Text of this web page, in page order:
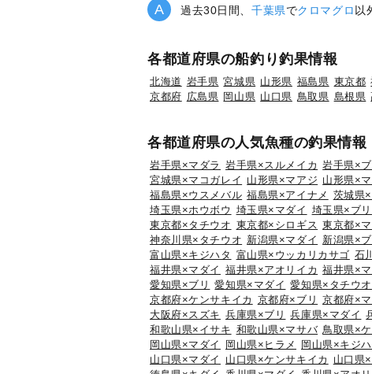
過去30日間、 千葉県でクロマグロ 以
各都道府県の船釣り釣果情報
北海道 岩手県 宮城県 山形県 福島県 東京都
京都府 広島県 岡山県 山口県 鳥取県 島根県
各都道府県の人気魚種の釣果情報
岩手県×マダラ 岩手県×スルメイカ 岩手県×ブ
宮城県×マコガレイ 山形県×マアジ 山形県×
福島県×ウスメバル 福島県×アイナメ 茨城県
埼玉県×ホウボウ 埼玉県×マダイ 埼玉県×ブリ
東京都×タチウオ 東京都×シロギス 東京都×
神奈川県×タチウオ 新潟県×マダイ 新潟県×ブ
富山県×キジハタ 富山県×ウッカリカサゴ 石
福井県×マダイ 福井県×アオリイカ 福井県×
愛知県×ブリ
愛知県×マダイ 愛知県×タチウオ
京都府×ケンサキイカ 京都府×ブリ 京都府×
大阪府×スズキ 兵庫県×ブリ 兵庫県×マダイ
和歌山県×イサキ 和歌山県×マサバ 鳥取県×
岡山県×マダイ
岡山県×ヒラメ 岡山県×キジ
山口県×マダイ
山口県×ケンサキイカ 山口県